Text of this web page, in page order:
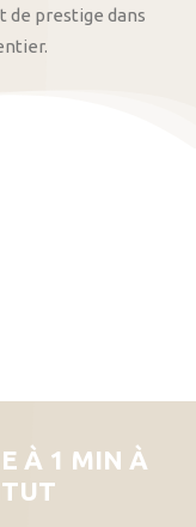
de prestige dans
À 1 MIN À